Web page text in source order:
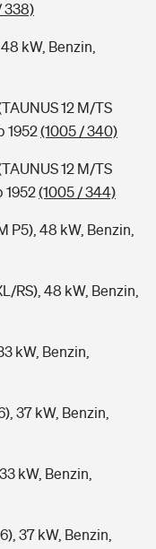
338)
kW, Benzin,
12 M/TS
1952(1005 / 340)
12 M/TS
1952(1005 / 344)
P5), 48 kW, Benzin,
RS), 48 kW, Benzin,
kW, Benzin,
37 kW, Benzin,
kW, Benzin,
37 kW, Benzin,